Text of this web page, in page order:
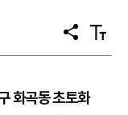
공
유
텍
스
화곡동 초토화